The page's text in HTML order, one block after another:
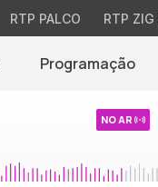
RTP PALCO RTP ZIG
Programação
NO AR